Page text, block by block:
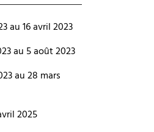
au 16 avril 2023
au 5 août 2023
au 28 mars
2025